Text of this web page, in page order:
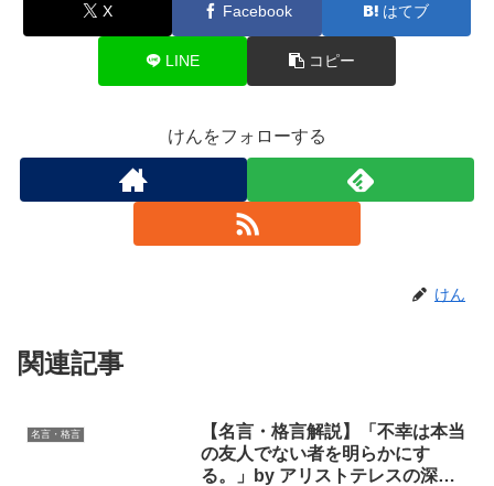
X Facebook はてブ
LINE コピー
けんをフォローする
けん
関連記事
名言・格言
【名言・格言解説】「不幸は本当
の友人でない者を明らかにす
る。」by アリストテレスの深い